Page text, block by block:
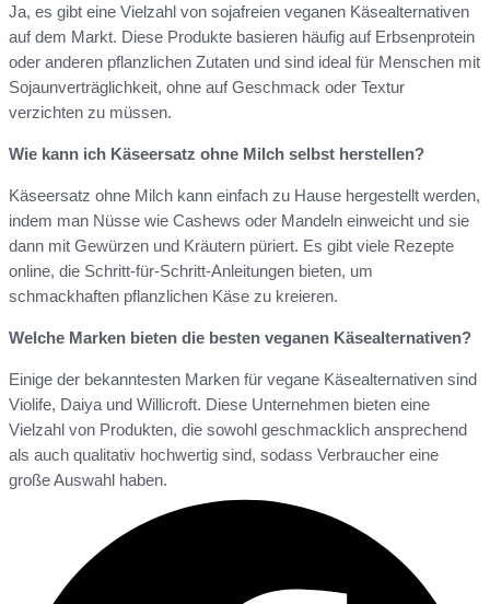
Ja, es gibt eine Vielzahl von sojafreien veganen Käsealternativen
auf dem Markt. Diese Produkte basieren häufig auf Erbsenprotein
oder anderen pflanzlichen Zutaten und sind ideal für Menschen mit
Sojaunverträglichkeit, ohne auf Geschmack oder Textur
verzichten zu müssen.
Wie kann ich Käseersatz ohne Milch selbst herstellen?
Käseersatz ohne Milch kann einfach zu Hause hergestellt werden,
indem man Nüsse wie Cashews oder Mandeln einweicht und sie
dann mit Gewürzen und Kräutern püriert. Es gibt viele Rezepte
online, die Schritt-für-Schritt-Anleitungen bieten, um
schmackhaften pflanzlichen Käse zu kreieren.
Welche Marken bieten die besten veganen Käsealternativen?
Einige der bekanntesten Marken für vegane Käsealternativen sind
Violife, Daiya und Willicroft. Diese Unternehmen bieten eine
Vielzahl von Produkten, die sowohl geschmacklich ansprechend
als auch qualitativ hochwertig sind, sodass Verbraucher eine
große Auswahl haben.